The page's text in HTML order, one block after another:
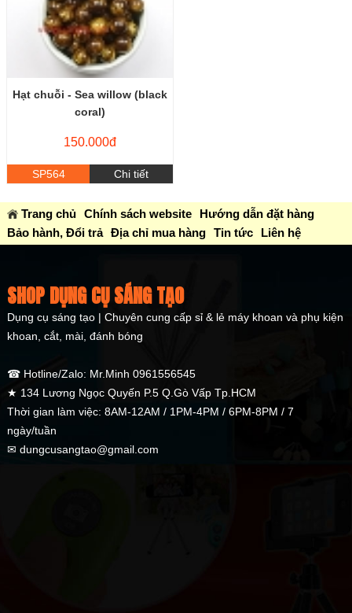
Hạt chuỗi - Sea willow (black
coral)
150.000đ
SP564 Chi tiết
Trang chủ Chính sách website
Hướng dẫn đặt hàng
Bảo hành, Đổi trả Địa chỉ mua hàng Tin tức Liên hệ
SHOP DỤNG CỤ SÁNG TẠO
Dụng cụ sáng tạo | Chuyên cung cấp sỉ & lẻ máy khoan và phụ kiện
khoan, cắt, mài, đánh bóng
☎ Hotline/Zalo: Mr.Minh 0961556545
★ 134 Lương Ngọc Quyến P.5 Q.Gò Vấp Tp.HCM
Thời gian làm việc: 8AM-12AM / 1PM-4PM / 6PM-8PM / 7
ngày/tuần
✉ dungcusangtao@gmail.com